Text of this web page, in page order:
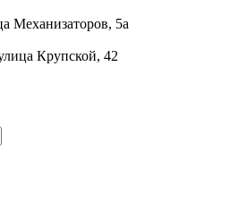
Механизаторов, 5а
Крупской, 42